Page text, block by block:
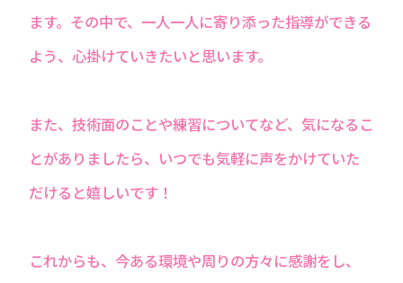
ます。その中で、⼀⼈⼀⼈に寄り添った指導ができる
よう、⼼掛けていきたいと思います。
また、技術⾯のことや練習についてなど、気になるこ
とがありましたら、いつでも気軽に声をかけていた
だけると嬉しいです！
これからも、今ある環境や周りの⽅々に感謝をし、